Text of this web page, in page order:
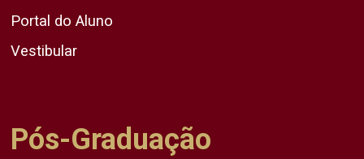
Portal do Aluno
Vestibular
Pós-Graduação